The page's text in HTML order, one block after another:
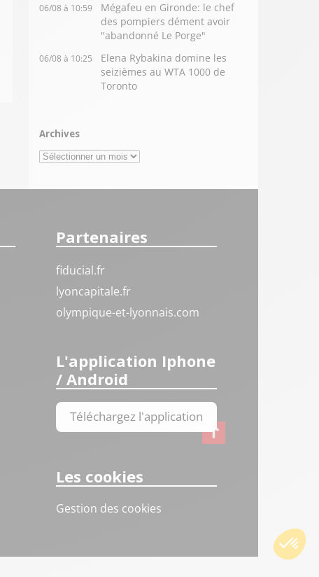
06/08 à 10:59
Mégafeu en Gironde: le chef
des pompiers dément avoir
"abandonné Le Porge"
06/08 à 10:25
Elena Rybakina domine les
seizièmes au WTA 1000 de
Toronto
Archives
Archives
Partenaires
fiducial.fr
lyoncapitale.fr
olympique-et-lyonnais.com
L'application Iphone
/ Android
Téléchargez l'application
Les cookies
Gestion des cookies